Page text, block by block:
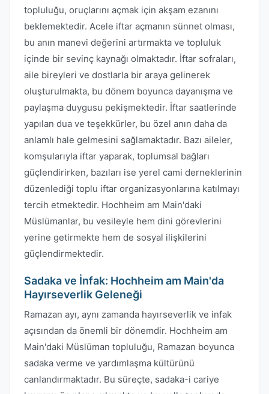
topluluğu, oruçlarını açmak için akşam ezanını
beklemektedir. Acele iftar açmanın sünnet olması,
bu anın manevi değerini artırmakta ve topluluk
içinde bir sevinç kaynağı olmaktadır. İftar sofraları,
aile bireyleri ve dostlarla bir araya gelinerek
oluşturulmakta, bu dönem boyunca dayanışma ve
paylaşma duygusu pekişmektedir. İftar saatlerinde
yapılan dua ve teşekkürler, bu özel anın daha da
anlamlı hale gelmesini sağlamaktadır. Bazı aileler,
komşularıyla iftar yaparak, toplumsal bağları
güçlendirirken, bazıları ise yerel cami derneklerinin
düzenlediği toplu iftar organizasyonlarına katılmayı
tercih etmektedir. Hochheim am Main'daki
Müslümanlar, bu vesileyle hem dini görevlerini
yerine getirmekte hem de sosyal ilişkilerini
güçlendirmektedir.
Sadaka ve İnfak: Hochheim am Main'da
Hayırseverlik Geleneği
Ramazan ayı, aynı zamanda hayırseverlik ve infak
açısından da önemli bir dönemdir. Hochheim am
Main'daki Müslüman topluluğu, Ramazan boyunca
sadaka verme ve yardımlaşma kültürünü
canlandırmaktadır. Bu süreçte, sadaka-i cariye